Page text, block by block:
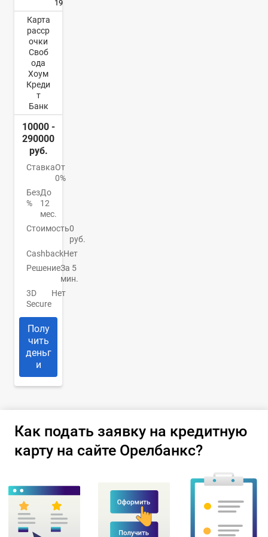
19
Карта
расср
очки
Своб
ода
Хоум
Креди
т
Банк
10000 -
290000
руб.
СтавкаОт
0%
Без
%
До
12
мес.
Стоимость0
руб.
CashbackНет
РешениеЗа 5
мин.
3D
Secure
Нет
Полу
чить
деньг
и
Как подать заявку на кредитную
карту на сайте Орелбанкс?